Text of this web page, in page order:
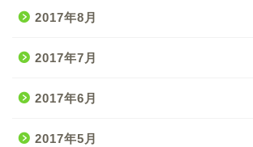
2017年8月
2017年7月
2017年6月
2017年5月